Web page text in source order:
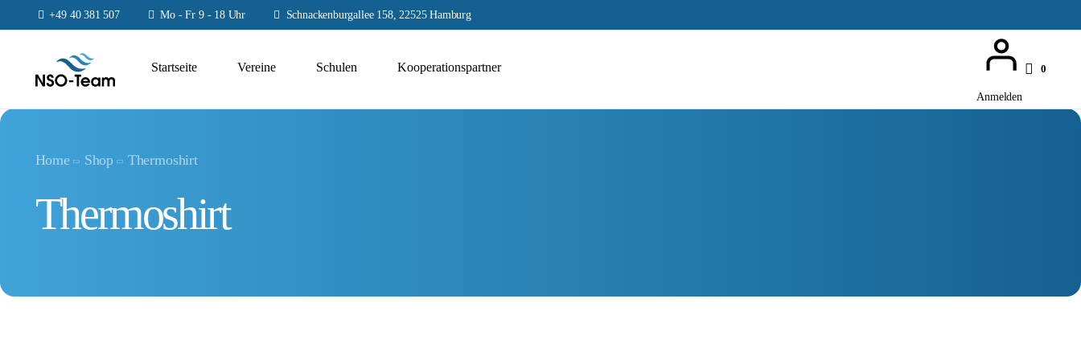
+49 40 381 507 Mo - Fr 9 - 18 Uhr Schnackenburgallee 158, 22525 Hamburg
Startseite Vereine Schulen Kooperationspartner
Anmelden
0
Home Shop Thermoshirt
Thermoshirt